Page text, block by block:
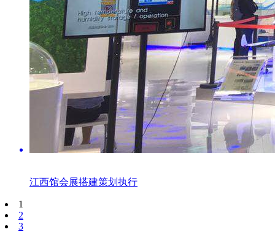
江西馆会展搭建策划执行
1
2
3